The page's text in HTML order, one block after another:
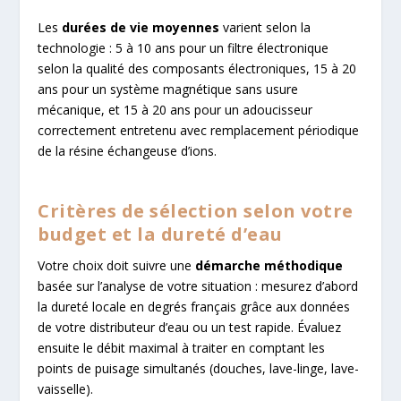
Les durées de vie moyennes varient selon la
technologie : 5 à 10 ans pour un filtre électronique
selon la qualité des composants électroniques, 15 à 20
ans pour un système magnétique sans usure
mécanique, et 15 à 20 ans pour un adoucisseur
correctement entretenu avec remplacement périodique
de la résine échangeuse d’ions.
Critères de sélection selon votre
budget et la dureté d’eau
Votre choix doit suivre une démarche méthodique
basée sur l’analyse de votre situation : mesurez d’abord
la dureté locale en degrés français grâce aux données
de votre distributeur d’eau ou un test rapide. Évaluez
ensuite le débit maximal à traiter en comptant les
points de puisage simultanés (douches, lave-linge, lave-
vaisselle).